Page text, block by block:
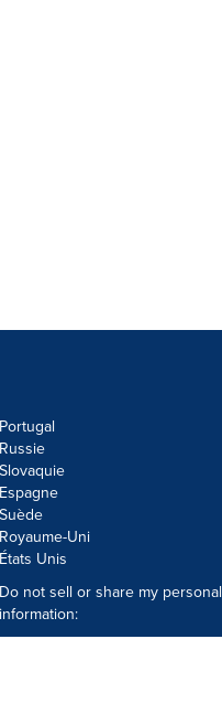
Portugal
Russie
Slovaquie
Espagne
Suède
Royaume-Uni
États Unis
Do not sell or share my personal
information: